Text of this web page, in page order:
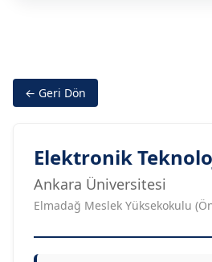
← Geri Dön
Elektronik
Ankara Üniversitesi
Elmadağ Meslek Yüksekokulu